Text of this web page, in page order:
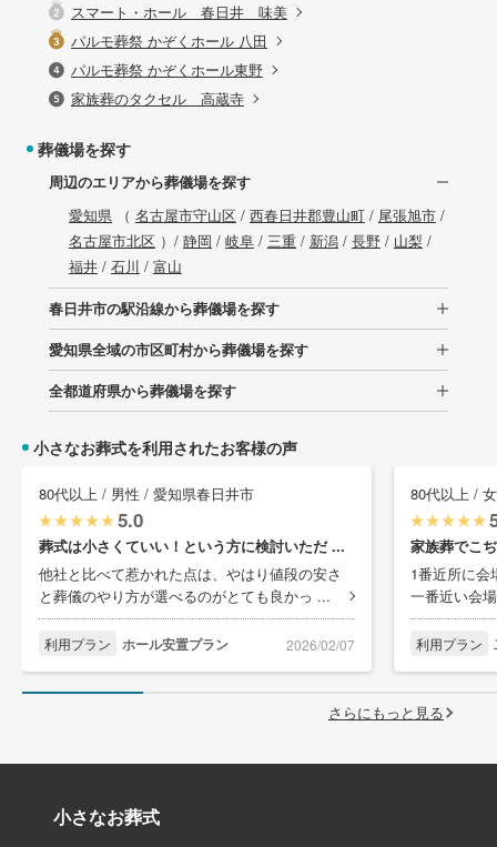
スマート・ホール 春日井 味美
パルモ葬祭 かぞくホール 八田
パルモ葬祭 かぞくホール東野
家族葬のタクセル 高蔵寺
葬儀場を探す
周辺のエリアから葬儀場を探す
愛知県（ 名古屋市守山区 / 西春日井郡豊山町/ 尾張旭市/
名古屋市北区 ）/ 静岡 / 岐阜/ 三重/ 新潟/ 長野/ 山梨 /
福井/ 石川 / 富山
春日井市の駅沿線から葬儀場を探す
愛知県全域の市区町村から葬儀場を探す
全都道府県から葬儀場を探す
小さなお葬式を利用されたお客様の声
80代以上 / 男性 / 愛知県春日井市
5.0
葬式は小さくていい！という方に検討いただ ...
他社と比べて惹かれた点は、やはり値段の安さ
と葬儀のやり方が選べるのがとても良かっ ...
利用プラン ホール安置プラン 2026/02/07
80代以上 /
家族葬でこ
1番近所に会
一番近い会
利用プラン
さらにもっと見る
小さなお葬式